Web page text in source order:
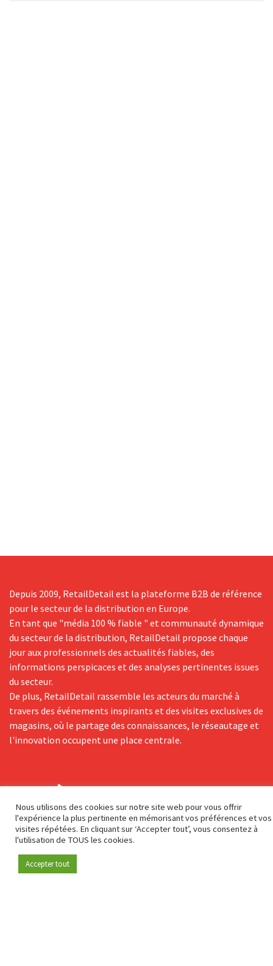
Devenez membre
Depuis 2009, RetailDetail est la plateforme B2B de référence
pour le secteur de la distribution en Europe.
En tant que "média 100 % fiable " et communauté dynamique
du secteur de la distribution, RetailDetail propose chaque
jour aux professionnels des actualités fiables, des
informations perspicaces et des analyses pertinentes issues
du secteur.
De plus, RetailDetail rassemble les acteurs du marché à
travers des événements inspirants et des visites exclusives de
magasins, où le partage des connaissances, le réseautage et
l'innovation occupent une place centrale.
Adresse postale
Genuastraat 1/41
Nous utilisons des cookies sur notre site web pour vous offrir
l'expérience la plus pertinente en mémorisant vos préférences et vos
visites répétées. En cliquant sur ‘Accepter tout’, vous consentez à
l'utilisation de TOUS les cookies.
Accepter tout